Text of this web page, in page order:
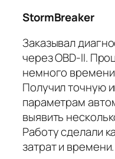
StormBreaker
Заказывал
через OBD-II.
немного
Получил точную
параметрам
выявить
Работу сделали
затрат и